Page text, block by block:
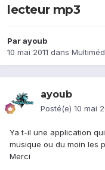
lecteur mp3
Parayoub
10 mai 2011 dans
ayoub
Posté(e) 10 mai
Ya t-il une application
musique ou du moin les
Merci